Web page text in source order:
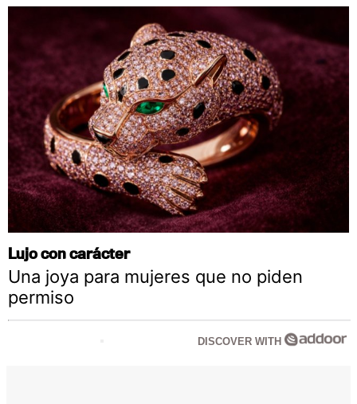
Lujo con carácter
Una joya para mujeres que no piden
permiso
DISCOVER WITH